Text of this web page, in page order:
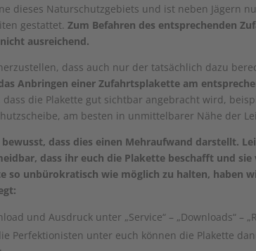
dieses Naturschutzgebiets und ist neben Jägern
gestattet.Zum Befahren des entsprechenden
ausreichend.
dass auch nur der tatsächlich dazu
Anbringen einer Zufahrtsplakette am
dass die Plakette gut sichtbar angebracht wird,
am besten in unmittelbarer Nähe der
dass dies einen Mehraufwand darstellt.
dass ihr euch die Plakette beschafft und
so unbürokratisch wie möglich zu halten, haben
und Ausdruck unter „Service“ – „Downloads“
Perfektionisten unter euch können die Plakette